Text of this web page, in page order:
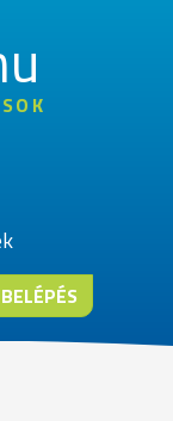
BELÉPÉS